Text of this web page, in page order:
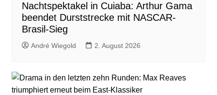
Nachtspektakel in Cuiaba: Arthur Gama
beendet Durststrecke mit NASCAR-
Brasil-Sieg
André Wiegold 2. August 2026